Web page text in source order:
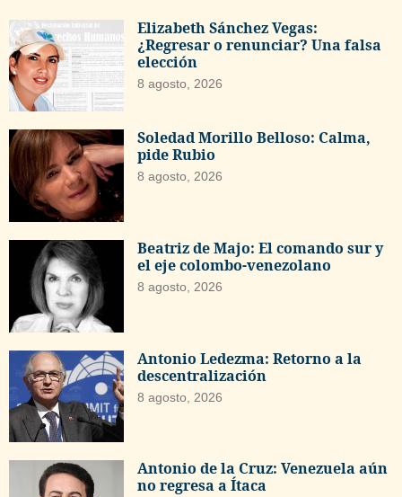
Elizabeth Sánchez Vegas:
¿Regresar o renunciar? Una falsa
elección
8 agosto, 2026
Soledad Morillo Belloso: Calma,
pide Rubio
8 agosto, 2026
Beatriz de Majo: El comando sur y
el eje colombo-venezolano
8 agosto, 2026
Antonio Ledezma: Retorno a la
descentralización
8 agosto, 2026
Antonio de la Cruz: Venezuela aún
no regresa a Ítaca